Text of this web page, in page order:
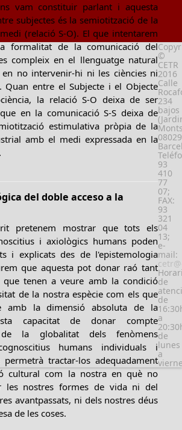
vam constituir parlant i aquesta
subjectes és la semiotització de la
(relació S-O). El que intentarem
formalitat de la comunicació del
compleix en el llenguatge natural
no intervenir-hi ni les ciències ni
Quan entre el Subjecte i el Objecte
la relació S-O deixa de ser
en la comunicació S-S deixa de
estimulativa pròpia de la
amb el medi expressada en la
del doble acceso a la
pretenem mostrar que tots els
i axiològics humans poden
i explicats des de l'epistemologia
que aquesta pot donar raó tant
que tenen a veure amb la condició
de la nostra espècie com els que
amb la dimensió absoluta de la
capacitat de donar compte
de la globalitat dels fenòmens
humans individuals i
permetrà tractar-los adequadament
cultural com la nostra en què no
les nostres formes de vida ni del
avantpassats, ni dels nostres déus
de les coses.
©
CETR
2016
Calle
234
bajos
08029
93
410
77
07;
FAX:
93
321
04
13;
e-
mail:
de
de
a
de
lunes
a